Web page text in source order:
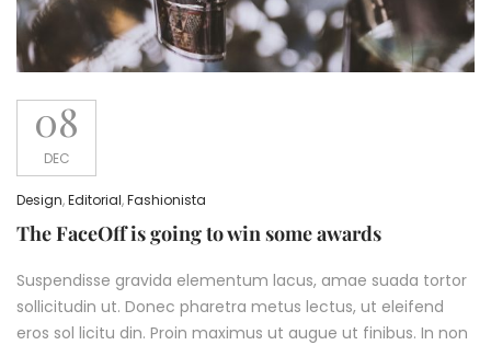
08
DEC
Design,Editorial,Fashionista
The FaceOff is going to win some awards
Suspendisse gravida elementum lacus, amae suada tortor
sollicitudin ut. Donec pharetra metus lectus, ut eleifend
eros sol licitu din. Proin maximus ut augue ut finibus. In non